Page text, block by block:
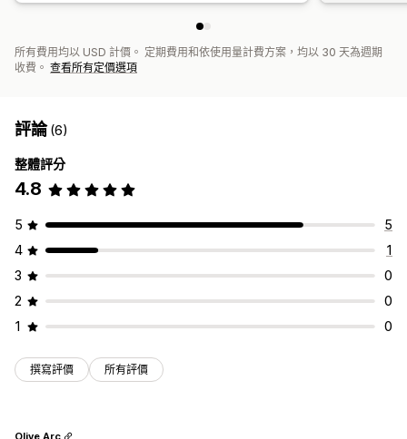
所有費用均以 USD 計價。 定期費用和依使用量計費方案，均以 30 天為週期
收費。 查看所有定價選項
評論(6)
整體評分
4.8
5
5
4
1
3
0
2
0
1
0
撰寫評價 所有評價
Olive Arc